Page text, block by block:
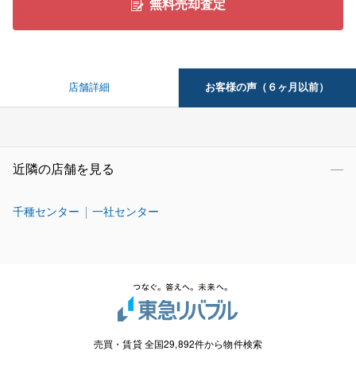
無料売却査定
店舗詳細 お客様の声（６ヶ月以前）
近隣の店舗を見る
千種センター 一社センター
売買・賃貸 全国29,892件から物件検索